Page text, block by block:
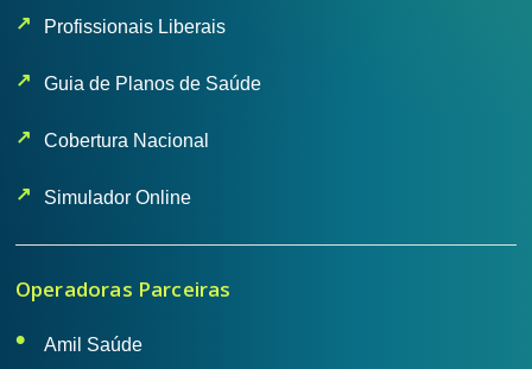
Profissionais Liberais
Guia de Planos de Saúde
Cobertura Nacional
Simulador Online
Operadoras Parceiras
Amil Saúde